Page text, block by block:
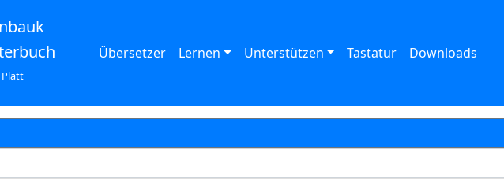
Übersetzer Lernen Unterstützen Tastatur Downloads